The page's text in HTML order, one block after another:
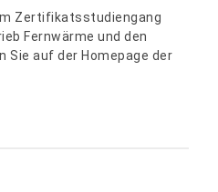
Zertifikatsstudiengang
Fernwärme und den
Sie auf der Homepage der